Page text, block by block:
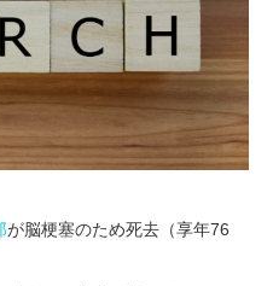
が脳梗塞のため死去（享年76